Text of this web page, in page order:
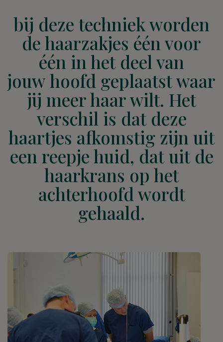
bij deze techniek worden
de haarzakjes één voor
één in het deel van
jouw hoofd geplaatst waar
jij meer haar wilt. Het
verschil is dat deze
haartjes afkomstig zijn uit
een reepje huid, dat uit de
haarkrans op het
achterhoofd wordt
gehaald.